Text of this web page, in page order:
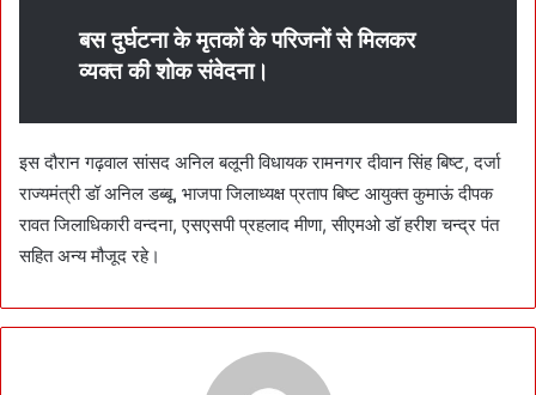
बस दुर्घटना के मृतकों के परिजनों से मिलकर
व्यक्त की शोक संवेदना।
इस दौरान गढ़वाल सांसद अनिल बलूनी विधायक रामनगर दीवान सिंह बिष्ट, दर्जा
राज्यमंत्री डॉ अनिल डब्बू, भाजपा जिलाध्यक्ष प्रताप बिष्ट आयुक्त कुमाऊं दीपक
रावत जिलाधिकारी वन्दना, एसएसपी प्रहलाद मीणा, सीएमओ डॉ हरीश चन्द्र पंत
सहित अन्य मौजूद रहे।